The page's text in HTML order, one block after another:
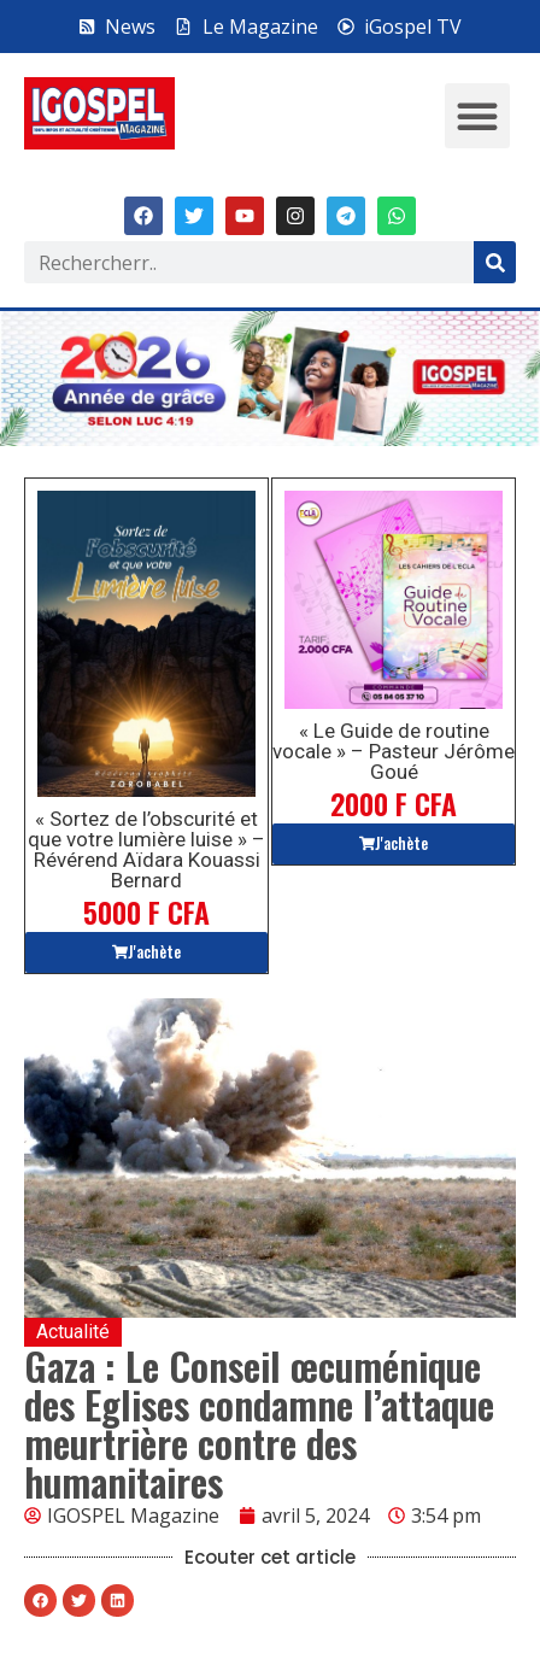
News Le Magazine iGospel TV
« Sortez de l’obscurité et
que votre lumière luise » –
Révérend Aïdara Kouassi
Bernard
5000 F CFA
J'achète
« Le Guide de routine
vocale » – Pasteur Jérôme
Goué
2000 F CFA
J'achète
Actualité
Gaza : Le Conseil œcuménique
des Eglises condamne l’attaque
meurtrière contre des
humanitaires
IGOSPEL Magazine avril 5, 2024 3:54 pm
Ecouter cet article